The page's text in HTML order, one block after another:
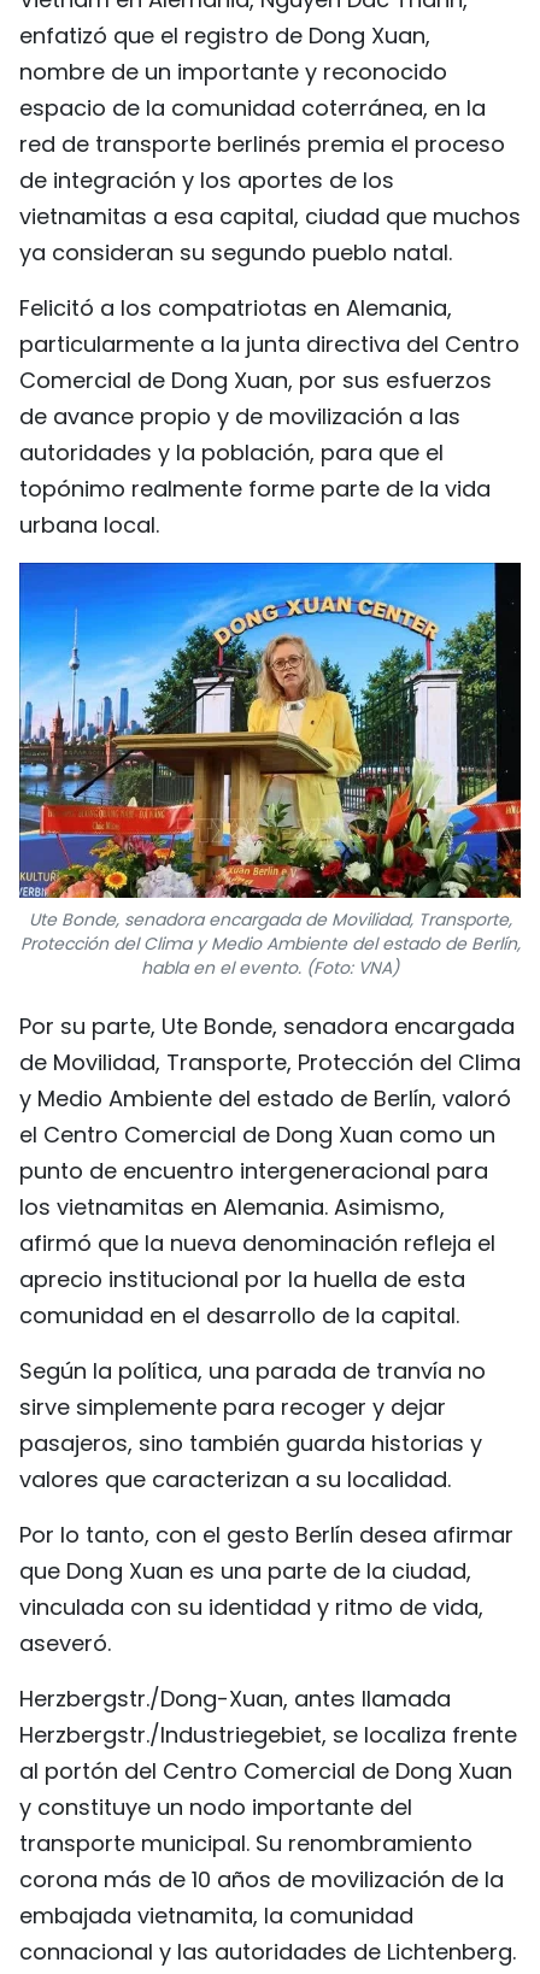
enfatizó que el registro de Dong Xuan,
nombre de un importante y reconocido
espacio de la comunidad coterránea, en la
red de transporte berlinés premia el proceso
de integración y los aportes de los
vietnamitas a esa capital, ciudad que muchos
ya consideran su segundo pueblo natal.
Felicitó a los compatriotas en Alemania,
particularmente a la junta directiva del Centro
Comercial de Dong Xuan, por sus esfuerzos
de avance propio y de movilización a las
autoridades y la población, para que el
topónimo realmente forme parte de la vida
urbana local.
Ute Bonde, senadora encargada de Movilidad, Transporte,
Protección del Clima y Medio Ambiente del estado de Berlín,
habla en el evento. (Foto: VNA)
Por su parte, Ute Bonde, senadora encargada
de Movilidad, Transporte, Protección del Clima
y Medio Ambiente del estado de Berlín, valoró
el Centro Comercial de Dong Xuan como un
punto de encuentro intergeneracional para
los vietnamitas en Alemania. Asimismo,
afirmó que la nueva denominación refleja el
aprecio institucional por la huella de esta
comunidad en el desarrollo de la capital.
Según la política, una parada de tranvía no
sirve simplemente para recoger y dejar
pasajeros, sino también guarda historias y
valores que caracterizan a su localidad.
Por lo tanto, con el gesto Berlín desea afirmar
que Dong Xuan es una parte de la ciudad,
vinculada con su identidad y ritmo de vida,
aseveró.
Herzbergstr./Dong-Xuan, antes llamada
Herzbergstr./Industriegebiet, se localiza frente
al portón del Centro Comercial de Dong Xuan
y constituye un nodo importante del
transporte municipal. Su renombramiento
corona más de 10 años de movilización de la
embajada vietnamita, la comunidad
connacional y las autoridades de Lichtenberg.